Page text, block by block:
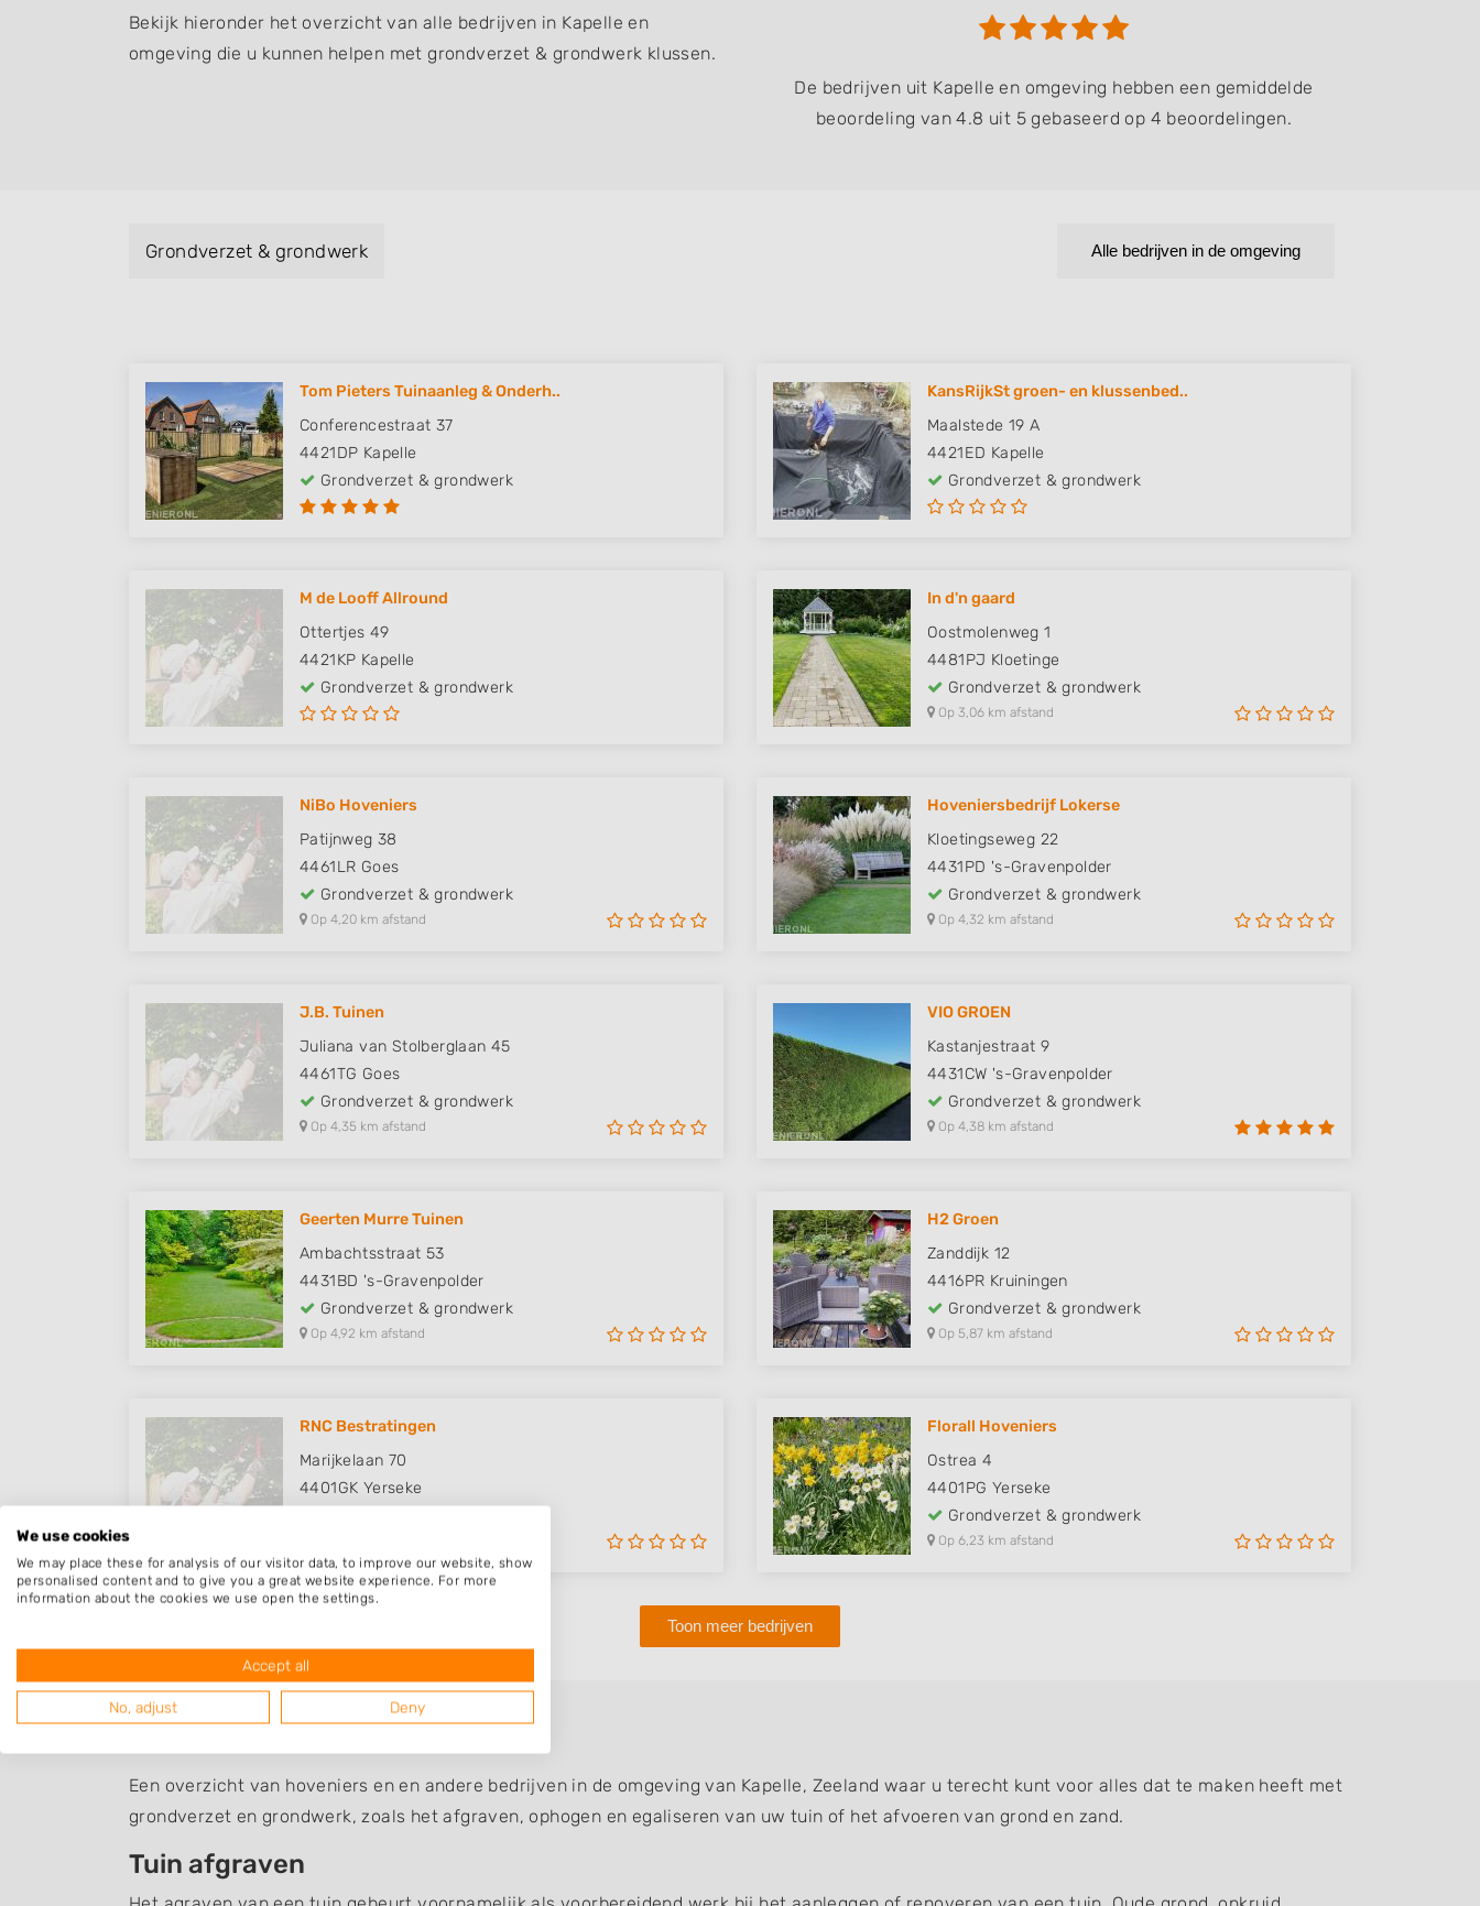
Bekijk hieronder het overzicht van alle bedrijven in Kapelle en
omgeving die u kunnen helpen met grondverzet & grondwerk klussen.
De bedrijven uit Kapelle en omgeving hebben een gemiddelde
beoordeling van 4.8 uit 5 gebaseerd op 4 beoordelingen.
Grondverzet & grondwerk Alle bedrijven in de omgeving
Tom Pieters Tuinaanleg & Onderh..
Conferencestraat 37
4421DP Kapelle
Grondverzet & grondwerk
KansRijkSt groen- en klussenbed..
Maalstede 19 A
4421ED Kapelle
Grondverzet & grondwerk
M de Looff Allround
Ottertjes 49
4421KP Kapelle
Grondverzet & grondwerk
In d'n gaard
Oostmolenweg 1
4481PJ Kloetinge
Grondverzet & grondwerk
Op 3,06 km afstand
NiBo Hoveniers
Patijnweg 38
4461LR Goes
Grondverzet & grondwerk
Op 4,20 km afstand
Hoveniersbedrijf Lokerse
Kloetingseweg 22
4431PD 's-Gravenpolder
Grondverzet & grondwerk
Op 4,32 km afstand
J.B. Tuinen
Juliana van Stolberglaan 45
4461TG Goes
Grondverzet & grondwerk
Op 4,35 km afstand
VIO GROEN
Kastanjestraat 9
4431CW 's-Gravenpolder
Grondverzet & grondwerk
Op 4,38 km afstand
Geerten Murre Tuinen
Ambachtsstraat 53
4431BD 's-Gravenpolder
Grondverzet & grondwerk
Op 4,92 km afstand
H2 Groen
Zanddijk 12
4416PR Kruiningen
Grondverzet & grondwerk
Op 5,87 km afstand
RNC Bestratingen
Marijkelaan 70
4401GK Yerseke
Florall Hoveniers
Ostrea 4
4401PG Yerseke
Grondverzet & grondwerk
Op 6,23 km afstand
Toon meer bedrijven
Grondverzet Kapelle
Een overzicht van hoveniers en en andere bedrijven in de omgeving van Kapelle, Zeeland waar u terecht kunt voor alles dat te maken heeft met
grondverzet en grondwerk, zoals het afgraven, ophogen en egaliseren van uw tuin of het afvoeren van grond en zand.
Tuin afgraven
We use cookies
We may place these for analysis of our visitor data, to improve our website, show
personalised content and to give you a great website experience. For more
information about the cookies we use open the settings.
Accept all
No, adjust Deny